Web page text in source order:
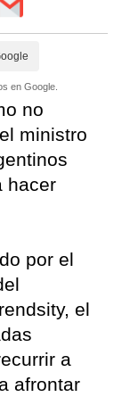
en Google.
no
ministro
hacer
por el
el
a
afrontar